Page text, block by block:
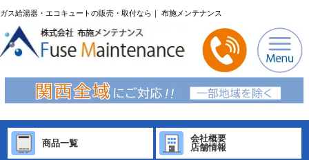
ガス給湯器・エコキュートの販売・取付なら｜ 布施メンテナンス
商品一覧
会社概要
店舗情報